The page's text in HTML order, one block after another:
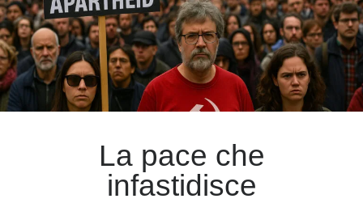
francese
La pace che
infastidisce